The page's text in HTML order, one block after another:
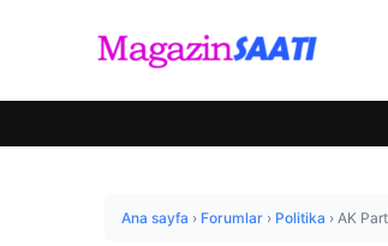
Ana sayfa › Forumlar › Politika › AK